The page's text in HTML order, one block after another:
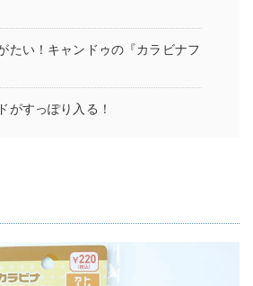
たい！キャンドゥの『カラビナフ
がすっぽり入る！